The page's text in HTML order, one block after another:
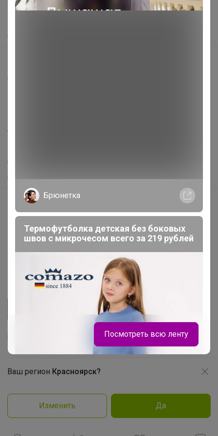
Ваш регион Красноярск?
Изменить Да
Защита покупателя
О нас
Анонсы
Самое выгодное
Хиты продаж
Самое желанное
Самое быстрое
Начать зарабатывать с 24-ok
Picabox.ru - Лучшее место для ваших изображений
Розыгрыш - Генератор случайных чисел
Политика конфиденциальности
Cоглашение пользователя
Брюнетка
Термофутболка детская без боковых
швов с микрочесом всего за 219 рублей
Посмотреть всю ленту
Продолжая использовать этот сайт и нажимая кнопку
Принять